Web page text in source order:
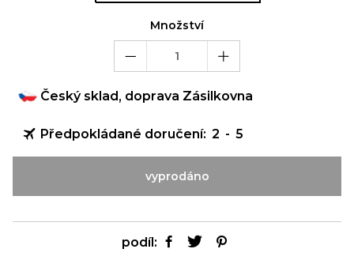
Množství
Český sklad, doprava Zásilkovna
Předpokládané doručení: 2 - 5
vyprodáno
podíl: